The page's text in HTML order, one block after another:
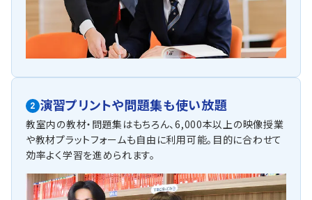
2 演習プリントや問題集も使い放題
教室内の教材・問題集はもちろん、6,000本以上の映像授業
や教材プラットフォームも自由に利用可能。目的に合わせて
効率よく学習を進められます。